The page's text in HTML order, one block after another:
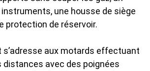
une housse de siège
protection de réservoir.
s’adresse aux motards effectuant
distances avec des poignées